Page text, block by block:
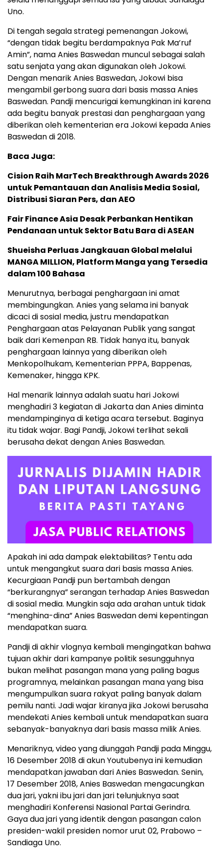
Uno.
Di tengah segala strategi pemenangan Jokowi,
“dengan tidak begitu berdampaknya Pak Ma’ruf
Amin”, nama Anies Baswedan muncul sebagai salah
satu senjata yang akan digunakan oleh Jokowi.
Dengan menarik Anies Baswedan, Jokowi bisa
mengambil gerbong suara dari basis massa Anies
Baswedan. Pandji mencurigai kemungkinan ini karena
ada begitu banyak prestasi dan penghargaan yang
diberikan oleh kementerian era Jokowi kepada Anies
Baswedan di 2018.
Baca Juga:
Cision Raih MarTech Breakthrough Awards 2026
untuk Pemantauan dan Analisis Media Sosial,
Distribusi Siaran Pers, dan AEO
Fair Finance Asia Desak Perbankan Hentikan
Pendanaan untuk Sektor Batu Bara di ASEAN
Shueisha Perluas Jangkauan Global melalui
MANGA MILLION, Platform Manga yang Tersedia
dalam 100 Bahasa
Menurutnya, berbagai penghargaan ini amat
membingungkan. Anies yang selama ini banyak
dicaci di sosial media, justru mendapatkan
Penghargaan atas Pelayanan Publik yang sangat
baik dari Kemenpan RB. Tidak hanya itu, banyak
penghargaan lainnya yang diberikan oleh
Menkopolhukam, Kementerian PPPA, Bappenas,
Kemenaker, hingga KPK.
Hal menarik lainnya adalah suatu hari Jokowi
menghadiri 3 kegiatan di Jakarta dan Anies diminta
mendampinginya di ketiga acara tersebut. Baginya
itu tidak wajar. Bagi Pandji, Jokowi terlihat sekali
berusaha dekat dengan Anies Baswedan.
Apakah ini ada dampak elektabilitas? Tentu ada
untuk mengangkut suara dari basis massa Anies.
Kecurgiaan Pandji pun bertambah dengan
“berkurangnya” serangan terhadap Anies Baswedan
di sosial media. Mungkin saja ada arahan untuk tidak
“menghina-dina” Anies Baswedan demi kepentingan
mendapatkan suara.
Pandji di akhir vlognya kembali mengingatkan bahwa
tujuan akhir dari kampanye politik sesungguhnya
bukan melihat pasangan mana yang paling bagus
programnya, melainkan pasangan mana yang bisa
mengumpulkan suara rakyat paling banyak dalam
pemilu nanti. Jadi wajar kiranya jika Jokowi berusaha
mendekati Anies kembali untuk mendapatkan suara
sebanyak-banyaknya dari basis massa milik Anies.
Menariknya, video yang diunggah Pandji pada Minggu,
16 Desember 2018 di akun Youtubenya ini kemudian
mendapatkan jawaban dari Anies Baswedan. Senin,
17 Desember 2018, Anies Baswedan mengacungkan
dua jari, yakni ibu jari dan jari telunjuknya saat
menghadiri Konferensi Nasional Partai Gerindra.
Gaya dua jari yang identik dengan pasangan calon
presiden-wakil presiden nomor urut 02, Prabowo –
Sandiaga Uno.